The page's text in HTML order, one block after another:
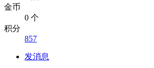
金币
0 个
积分
857
发消息